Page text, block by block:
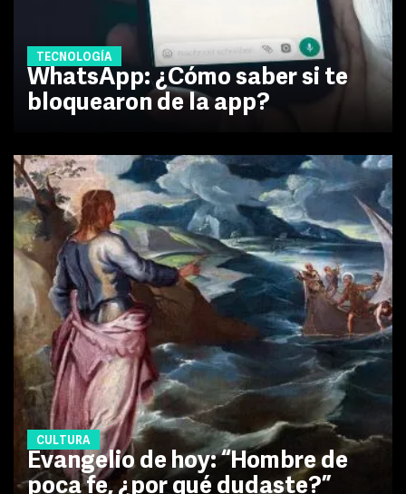
TECNOLOGÍA
WhatsApp: ¿Cómo saber si te
bloquearon de la app?
CULTURA
Evangelio de hoy: “Hombre de
poca fe, ¿por qué dudaste?”